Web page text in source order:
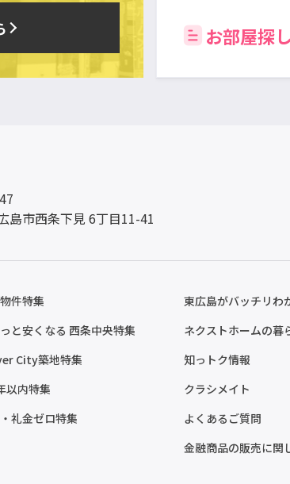
お部屋探
島市西条下見 6丁目11-41
件特集
と安くなる 西条中央特集
City築地特集
以内特集
礼金ゼロ特集
東広島がバッチリわ
ネクストホームの暮
知っトク情報
クラシメイト
よくあるご質問
金融商品の販売に関